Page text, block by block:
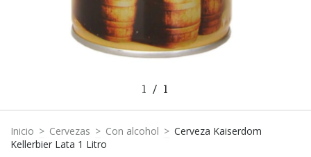
1 / 1
Inicio > Cervezas > Con alcohol > Cerveza Kaiserdom
Kellerbier Lata 1 Litro